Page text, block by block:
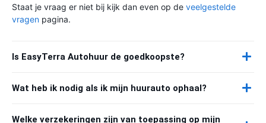
Staat je vraag er niet bij kijk dan even op de veelgestelde
vragen pagina.
Is EasyTerra Autohuur de goedkoopste?
Wat heb ik nodig als ik mijn huurauto ophaal?
Welke verzekeringen zijn van toepassing op mijn